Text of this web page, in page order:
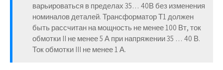
варьироваться в пределах 35… 40В без изменения
номиналов деталей. Трансформатор Т1 должен
быть рассчитан на мощность не менее 100 Вт, ток
обмотки II не менее 5 А при напряжении 35 … 40 В.
Ток обмотки III не менее 1 А.